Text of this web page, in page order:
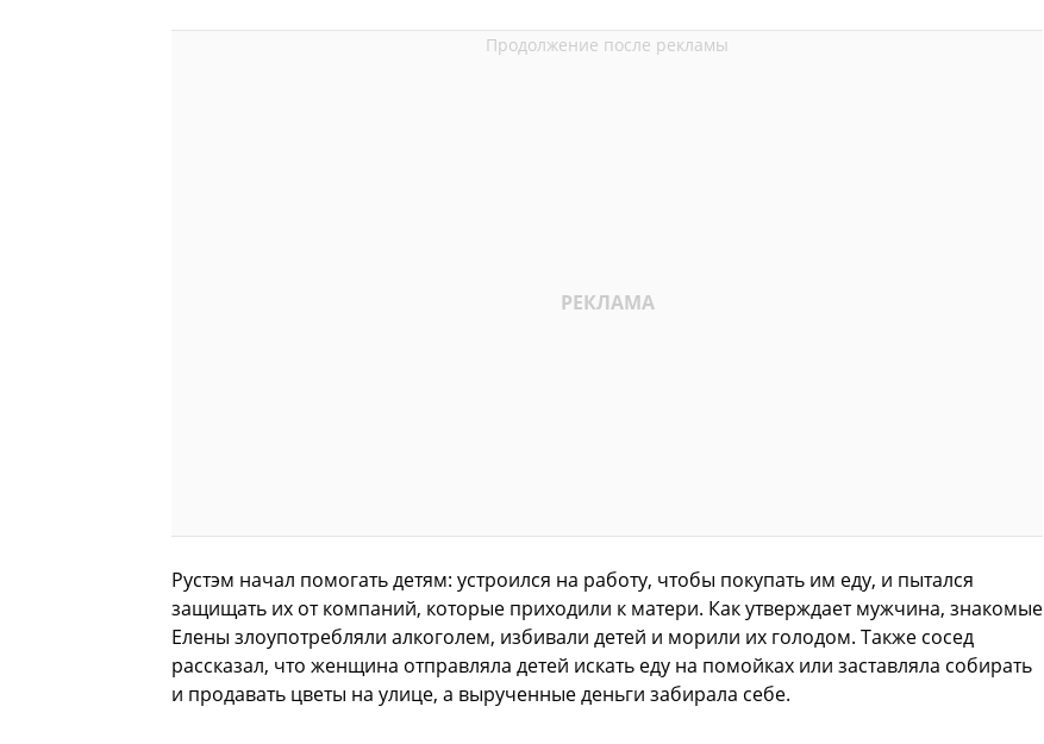
Рустэм начал помогать детям: устроился на работу, чтобы покупать им еду, и пытался
защищать их от компаний, которые приходили к матери. Как утверждает мужчина, знакомые
Елены злоупотребляли алкоголем, избивали детей и морили их голодом. Также сосед
рассказал, что женщина отправляла детей искать еду на помойках или заставляла собирать
и продавать цветы на улице, а вырученные деньги забирала себе.